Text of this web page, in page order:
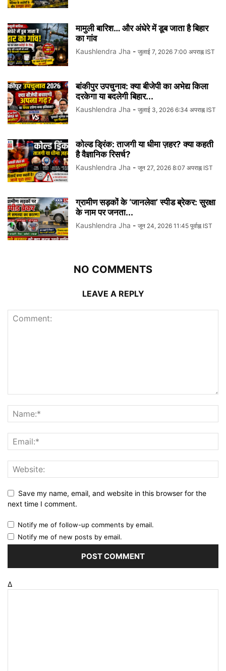
मामुली बारिश… और अंधेरे में डूब जाता है बिहार
का गांव
Kaushlendra Jha - जुलाई 7, 2026 7:00 अपराह्न IST
बांकीपुर उपचुनाव: क्या बीजेपी का अभेद्य किला
दरकेगा या बदलेगी बिहार...
Kaushlendra Jha - जुलाई 3, 2026 6:34 अपराह्न IST
कोल्ड ड्रिंक: ताजगी या धीमा ज़हर? क्या कहती
है वैज्ञानिक रिसर्च?
Kaushlendra Jha - जून 27, 2026 8:07 अपराह्न IST
ग्रामीण सड़कों के ‘जानलेवा’ स्पीड ब्रेकर: सुरक्षा
के नाम पर जनता...
Kaushlendra Jha - जून 24, 2026 11:45 पूर्वाह्न IST
NO COMMENTS
LEAVE A REPLY
Save my name, email, and website in this browser for the
next time I comment.
Notify me of follow-up comments by email.
Notify me of new posts by email.
Δ